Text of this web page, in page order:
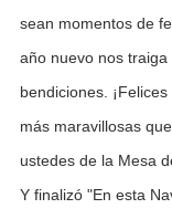
sean momentos de
año nuevo nos
bendiciones.
más maravillosas
ustedes de la Mesa
Y finalizó "En esta